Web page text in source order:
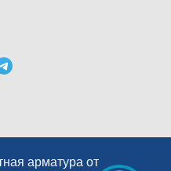
арматура от